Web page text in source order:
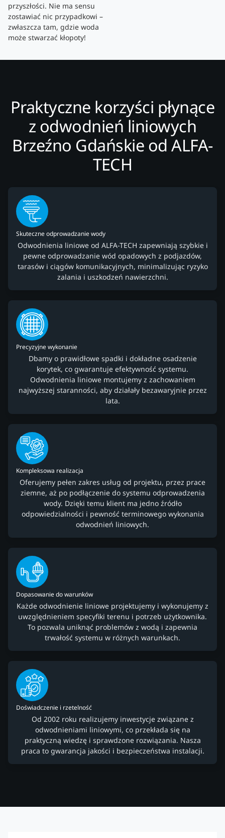
przyszłości. Nie ma sensu
zostawiać nic przypadkowi –
zwłaszcza tam, gdzie woda
może stwarzać kłopoty!
Praktyczne korzyści płynące
z odwodnień liniowych
Brzeźno Gdańskie od ALFA-
TECH
Skuteczne odprowadzanie wody
Odwodnienia liniowe od ALFA-TECH zapewniają szybkie i
pewne odprowadzanie wód opadowych z podjazdów,
tarasów i ciągów komunikacyjnych, minimalizując ryzyko
zalania i uszkodzeń nawierzchni.
Precyzyjne wykonanie
Dbamy o prawidłowe spadki i dokładne osadzenie
korytek, co gwarantuje efektywność systemu.
Odwodnienia liniowe montujemy z zachowaniem
najwyższej staranności, aby działały bezawaryjnie przez
lata.
Kompleksowa realizacja
Oferujemy pełen zakres usług od projektu, przez prace
ziemne, aż po podłączenie do systemu odprowadzenia
wody. Dzięki temu klient ma jedno źródło
odpowiedzialności i pewność terminowego wykonania
odwodnień liniowych.
Dopasowanie do warunków
Każde odwodnienie liniowe projektujemy i wykonujemy z
uwzględnieniem specyfiki terenu i potrzeb użytkownika.
To pozwala uniknąć problemów z wodą i zapewnia
trwałość systemu w różnych warunkach.
Doświadczenie i rzetelność
Od 2002 roku realizujemy inwestycje związane z
odwodnieniami liniowymi, co przekłada się na
praktyczną wiedzę i sprawdzone rozwiązania. Nasza
praca to gwarancja jakości i bezpieczeństwa instalacji.